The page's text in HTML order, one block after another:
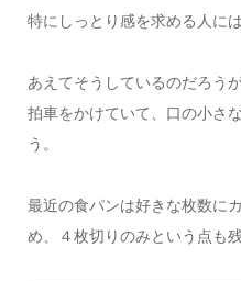
特にしっとり感を求める人に
あえてそうしているのだろう
拍車をかけていて、口の小さ
う。
最近の食パンは好きな枚数に
め、４枚切りのみという点も残